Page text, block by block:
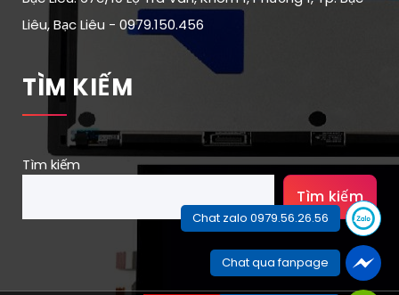
Liêu, Bạc Liêu - 0979.150.456
TÌM KIẾM
Tìm kiếm
Tìm kiếm
Chat zalo 0979.56.26.56
Chat qua fanpage